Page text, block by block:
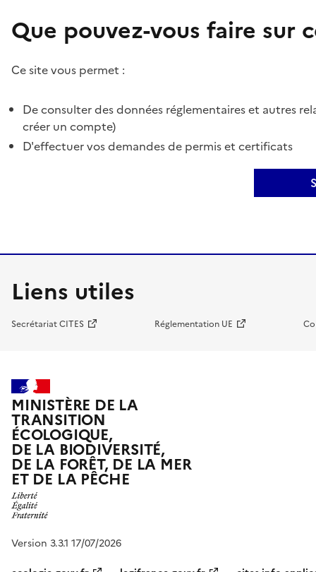
Que pouvez-vous faire sur
Ce site vous permet :
De consulter des données réglementaires et autres
créer un compte)
D'effectuer vos demandes de permis et certificats
Liens utiles
Secrétariat CITES Réglementation UE
MINISTÈRE DE LA
TRANSITION
ÉCOLOGIQUE,
DE LA BIODIVERSITÉ,
DE LA FORÊT, DE LA MER
ET DE LA PÊCHE
Version 3.3.1 17/07/2026